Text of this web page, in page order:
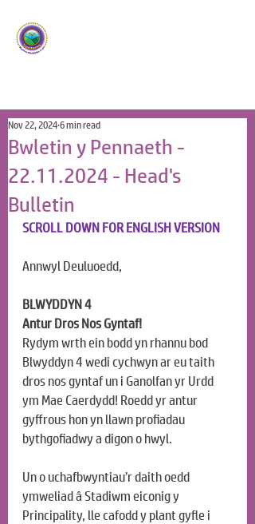
Bwletin y Pennaeth -
22.11.2024 - Head's
Bulletin
Nov 22, 20246 min read
SCROLL DOWN FOR ENGLISH VERSION
Annwyl Deuluoedd,
BLWYDDYN 4
Antur Dros Nos Gyntaf!
Rydym wrth ein bodd yn rhannu bod
Blwyddyn 4 wedi cychwyn ar eu taith
dros nos gyntaf un i Ganolfan yr Urdd
ym Mae Caerdydd! Roedd yr antur
gyffrous hon yn llawn profiadau
bythgofiadwy a digon o hwyl.
Un o uchafbwyntiau’r daith oedd
ymweliad â Stadiwm eiconig y
Principality, lle cafodd y plant gyfle i